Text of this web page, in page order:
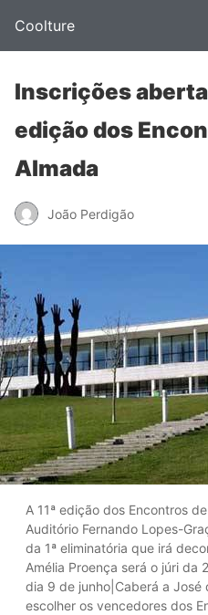
Coolture
Inscrições
edição dos
Almada
João Perdigão
A 11ª edição dos Encontros
Auditório Fernando Lopes-
da 1ª eliminatória que irá
Amélia Proença será o júri da
dia 9 de junho|Caberá a José
escolher os vencedores dos